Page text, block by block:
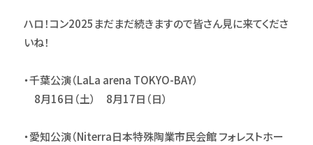
ハロ！コン2025まだまだ続きますので皆さん見に来てくださ
いね！
・千葉公演（LaLa arena TOKYO-BAY）
8月16日（土） 8月17日（日）
・愛知公演（Niterra日本特殊陶業市民会館 フォレストホー